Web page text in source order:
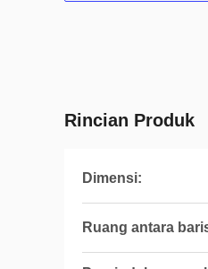
Rincian Produk
Dimensi:
Ruang antara